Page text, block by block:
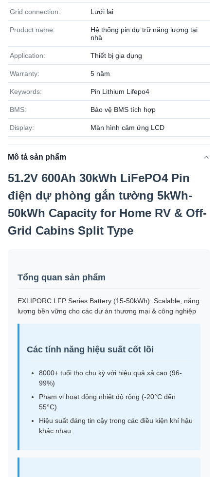
Grid connection: Lưới lai
Product name:
Hệ thống pin dự trữ năng lượng tại
nhà
Application: Thiết bị gia dụng
Warranty: 5 năm
Keywords: Pin Lithium Lifepo4
BMS: Bảo vệ BMS tích hợp
Display: Màn hình cảm ứng LCD
Mô tả sản phẩm
51.2V 600Ah 30kWh LiFePO4 Pin
điện dự phòng gắn tường 5kWh-
50kWh Capacity for Home RV & Off-
Grid Cabins Split Type
Tổng quan sản phẩm
EXLIPORC LFP Series Battery (15-50kWh): Scalable, năng
lượng bền vững cho các dự án thương mại & công nghiệp
Các tính năng hiệu suất cốt lõi
8000+ tuổi thọ chu kỳ với hiệu quả xả cao (96-
99%)
Phạm vi hoạt động nhiệt độ rộng (-20°C đến
55°C)
Hiệu suất đáng tin cậy trong các điều kiện khí hậu
khác nhau